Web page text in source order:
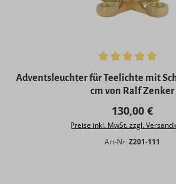
Durchschnittliche Bewertung von 5
Adventsleuchter für Teelichte mit
cm von Ralf Zenker
Regulärer
130,00 €
Preise inkl. MwSt. zzgl.
Art-Nr:Z201-111